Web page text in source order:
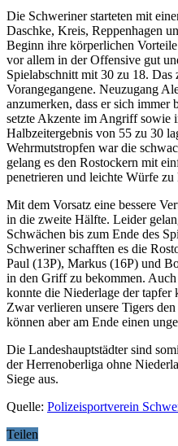
Die Schweriner starteten mit
Daschke, Kreis, Reppenhagen
Beginn ihre körperlichen
vor allem in der Offensive gut
Spielabschnitt mit 30 zu 18.
Vorangegangene. Neuzugang
anzumerken, dass er sich immer
setzte Akzente im Angriff sowie
Halbzeitergebnis von 55 zu 30
Wehrmutstropfen war die
gelang es den Rostockern mit
penetrieren und leichte Würfe zu
Mit dem Vorsatz eine bessere
in die zweite Hälfte. Leider
Schwächen bis zum Ende des
Schweriner schafften es die
Paul (13P), Markus (16P) und
in den Griff zu bekommen.
konnte die Niederlage der
Zwar verlieren unsere Tigers
können aber am Ende einen
Die Landeshauptstädter sind
der Herrenoberliga ohne
Siege aus.
Quelle: Polizeisportverein
Teilen